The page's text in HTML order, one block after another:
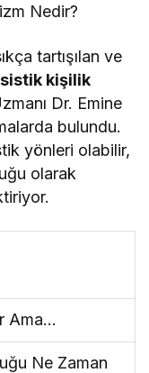
Nedir?
tartışılan ve
kişilik
Dr. Emine
bulundu.
yönleri olabilir,
olarak
Ama…
Ne Zaman